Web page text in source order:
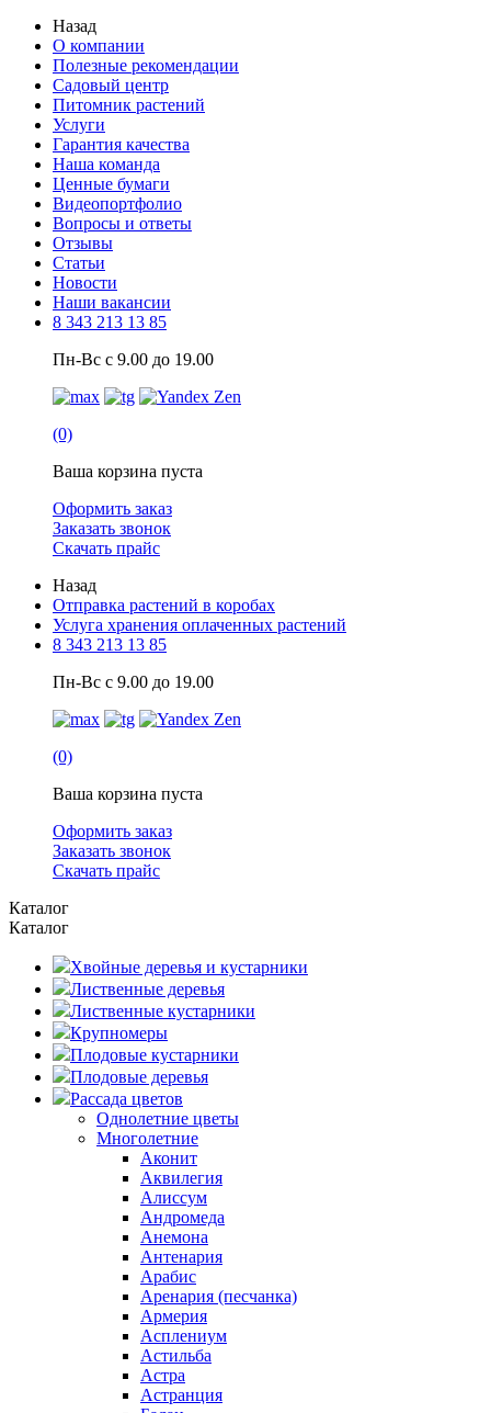
Назад
О компании
Полезные рекомендации
Садовый центр
Питомник растений
Услуги
Гарантия качества
Наша команда
Ценные бумаги
Видеопортфолио
Вопросы и ответы
Отзывы
Статьи
Новости
Наши вакансии
8 343 213 13 85
Пн-Вс с 9.00 до 19.00
(0)
Ваша корзина пуста
Оформить заказ
Заказать звонок
Скачать прайс
Назад
Отправка растений в коробах
Услуга хранения оплаченных растений
8 343 213 13 85
Пн-Вс с 9.00 до 19.00
(0)
Ваша корзина пуста
Оформить заказ
Заказать звонок
Скачать прайс
Каталог
Каталог
Хвойные деревья и кустарники
Лиственные деревья
Лиственные кустарники
Крупномеры
Плодовые кустарники
Плодовые деревья
Рассада цветов
Однолетние цветы
Многолетние
Аконит
Аквилегия
Алиссум
Андромеда
Анемона
Антенария
Арабис
Аренария (песчанка)
Армерия
Асплениум
Астильба
Астра
Астранция